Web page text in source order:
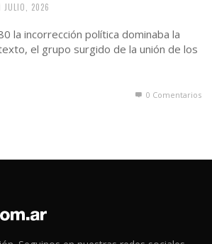
JULIO, 2026
la incorrección política dominaba la
el grupo surgido de la unión de los
0 Comentarios